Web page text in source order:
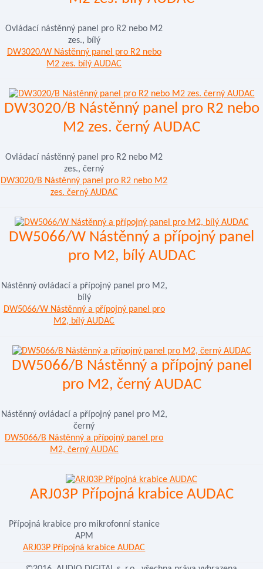
Ovládací nástěnný panel pro R2 nebo M2
zes., bílý
DW3020/W Nástěnný panel pro R2 nebo
M2 zes. bílý AUDAC
DW3020/B Nástěnný panel pro R2 nebo
M2 zes. černý AUDAC
Ovládací nástěnný panel pro R2 nebo M2
zes., černý
DW3020/B Nástěnný panel pro R2 nebo M2
zes. černý AUDAC
DW5066/W Nástěnný a přípojný panel
pro M2, bílý AUDAC
Nástěnný ovládací a přípojný panel pro M2,
bílý
DW5066/W Nástěnný a přípojný panel pro
M2, bílý AUDAC
DW5066/B Nástěnný a přípojný panel
pro M2, černý AUDAC
Nástěnný ovládací a přípojný panel pro M2,
černý
DW5066/B Nástěnný a přípojný panel pro
M2, černý AUDAC
ARJ03P Přípojná krabice AUDAC
Přípojná krabice pro mikrofonní stanice
APM
ARJ03P Přípojná krabice AUDAC